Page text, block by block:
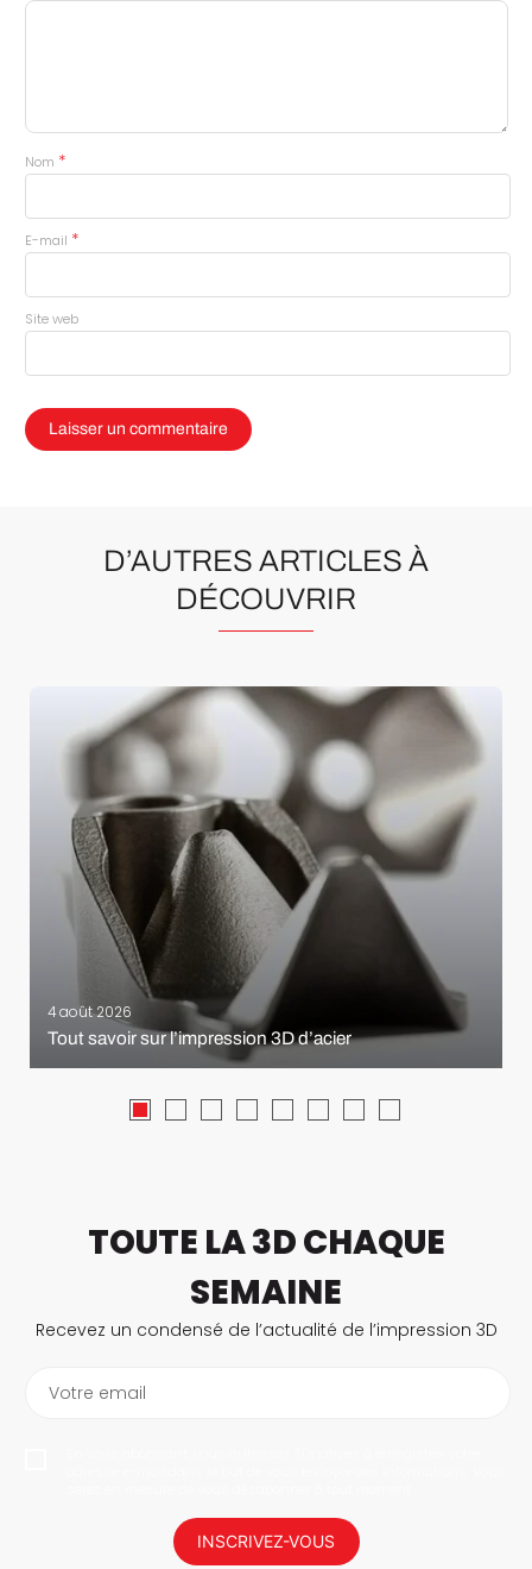
Nom *
E-mail *
Site web
D’AUTRES ARTICLES À
DÉCOUVRIR
4 août 2026
Tout savoir sur l’impression 3D d’acier
TOUTE LA 3D CHAQUE
SEMAINE
Recevez un condensé de l’actualité de l’impression 3D
Votre email
INSCRIVEZ-VOUS